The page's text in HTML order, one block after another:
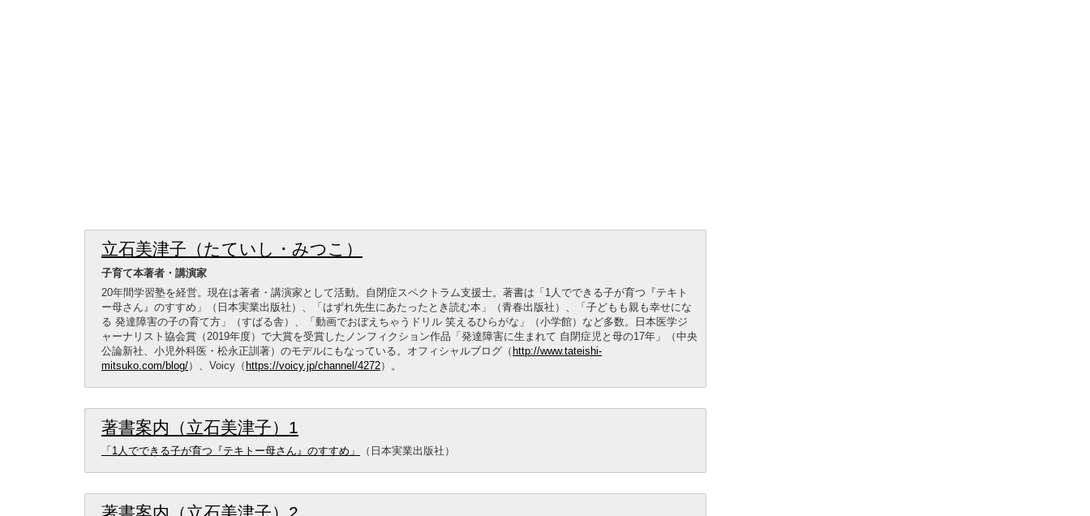
立石美津子（たていし・みつこ）
子育て本著者・講演家
20年間学習塾を経営。現在は著者・講演家として活動。自閉症スペクトラム支援士。著書は「1人でできる子が育つ『テキト
ー母さん』のすすめ」（日本実業出版社）、「はずれ先生にあたったとき読む本」（青春出版社）、「子どもも親も幸せにな
る 発達障害の子の育て方」（すばる舎）、「動画でおぼえちゃうドリル 笑えるひらがな」（小学館）など多数。日本医学ジ
ャーナリスト協会賞（2019年度）で大賞を受賞したノンフィクション作品「発達障害に生まれて 自閉症児と母の17年」（中央
公論新社、小児外科医・松永正訓著）のモデルにもなっている。オフィシャルブログ（ http://www.tateishi-
mitsuko.com/blog/）、Voicy（ https://voicy.jp/channel/4272）。
著書案内（立石美津子）1
「1人でできる子が育つ『テキトー母さん』のすすめ」 （日本実業出版社）
著書案内（立石美津子）2